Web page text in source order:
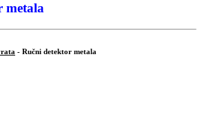
metala
- Ručni detektor metala